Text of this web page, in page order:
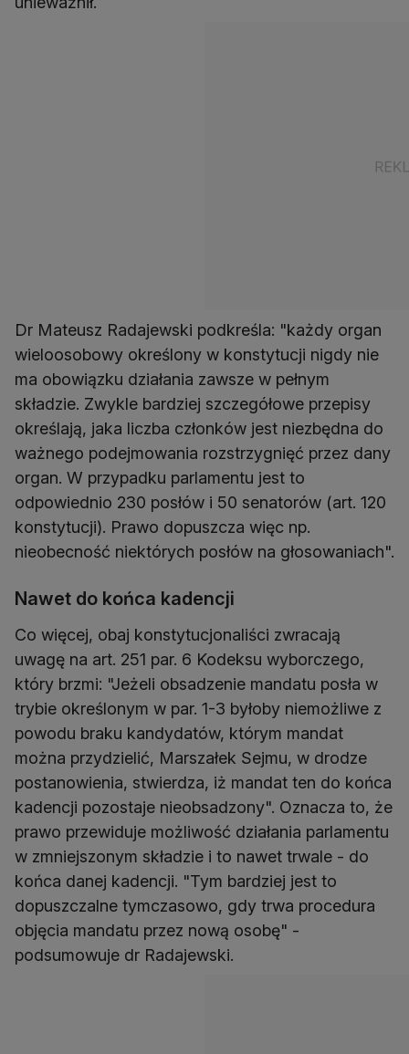
Dr Mateusz Radajewski podkreśla: "każdy organ
wieloosobowy określony w konstytucji nigdy nie
ma obowiązku działania zawsze w pełnym
składzie. Zwykle bardziej szczegółowe przepisy
określają, jaka liczba członków jest niezbędna do
ważnego podejmowania rozstrzygnięć przez dany
organ. W przypadku parlamentu jest to
odpowiednio 230 posłów i 50 senatorów (art. 120
konstytucji). Prawo dopuszcza więc np.
nieobecność niektórych posłów na głosowaniach".
Nawet do końca kadencji
Co więcej, obaj konstytucjonaliści zwracają
uwagę na art. 251 par. 6 Kodeksu wyborczego,
który brzmi: "Jeżeli obsadzenie mandatu posła w
trybie określonym w par. 1-3 byłoby niemożliwe z
powodu braku kandydatów, którym mandat
można przydzielić, Marszałek Sejmu, w drodze
postanowienia, stwierdza, iż mandat ten do końca
kadencji pozostaje nieobsadzony". Oznacza to, że
prawo przewiduje możliwość działania parlamentu
w zmniejszonym składzie i to nawet trwale - do
końca danej kadencji. "Tym bardziej jest to
dopuszczalne tymczasowo, gdy trwa procedura
objęcia mandatu przez nową osobę" -
podsumowuje dr Radajewski.